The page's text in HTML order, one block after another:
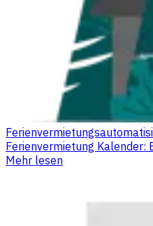
Ferienvermietung Kalender:
Mehr lesen